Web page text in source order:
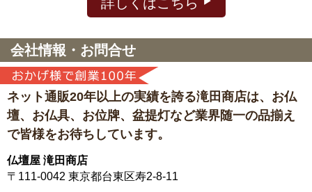
会社情報・お問合せ
ネット通販20年以上の実績を誇る滝田商店は、 お仏
壇、お仏具、お位牌、盆提灯など業界随一の品揃え
で皆様をお待ちしています。
仏壇屋 滝田商店
〒111-0042 東京都台東区寿2-8-11